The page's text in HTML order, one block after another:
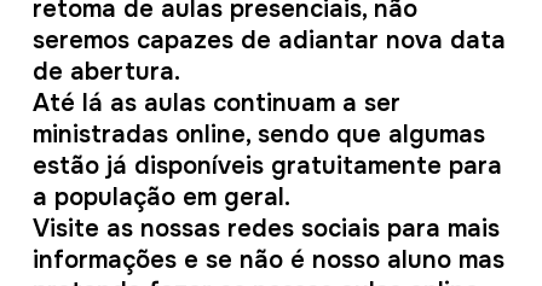
retoma de aulas presenciais, não
seremos capazes de adiantar nova data
de abertura.
Até lá as aulas continuam a ser
ministradas online, sendo que algumas
estão já disponíveis gratuitamente para
a população em geral.
Visite as nossas redes sociais para mais
informações e se não é nosso aluno mas